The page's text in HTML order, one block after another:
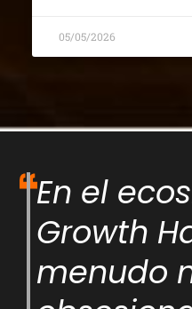
05/05/2026
En el
Growth
menudo